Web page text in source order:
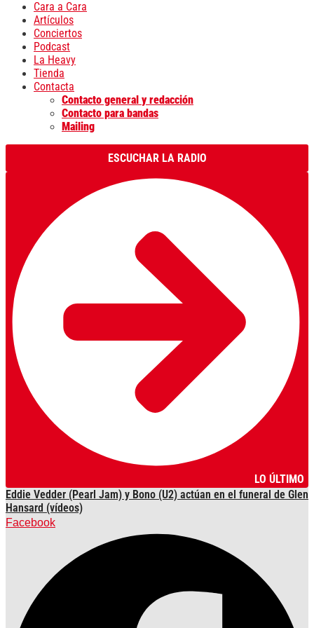
Cara a Cara
Artículos
Conciertos
Podcast
La Heavy
Tienda
Contacta
Contacto general y redacción
Contacto para bandas
Mailing
ESCUCHAR LA RADIO
LO ÚLTIMO
Eddie Vedder (Pearl Jam) y Bono (U2) actúan en el funeral de Glen
Hansard (vídeos)
Facebook